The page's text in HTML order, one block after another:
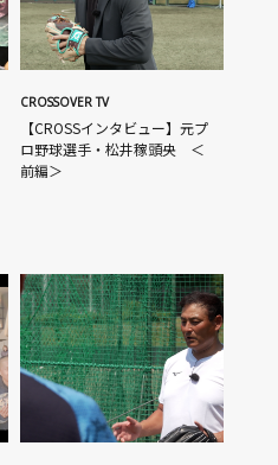
CROSSOVER TV
【CROSSインタビュー】元プ
ロ野球選手・松井稼頭央 ＜
前編＞